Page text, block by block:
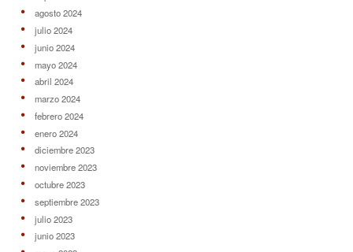
agosto 2024
julio 2024
junio 2024
mayo 2024
abril 2024
marzo 2024
febrero 2024
enero 2024
diciembre 2023
noviembre 2023
octubre 2023
septiembre 2023
julio 2023
junio 2023